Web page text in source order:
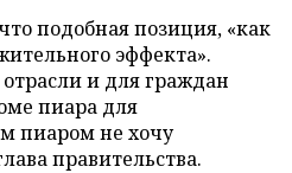
подобная позиция, «как
эффекта».
и для граждан
пиара для
пиаром не хочу
правительства.